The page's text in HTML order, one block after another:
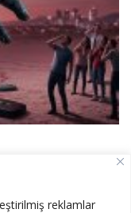
reklamlar